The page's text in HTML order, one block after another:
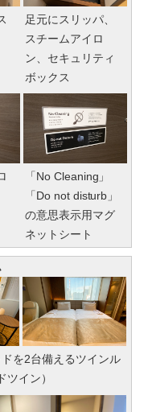
足元にスリッパ、
スチームアイロ
ン、セキュリティ
ボックス
「No Cleaning」
「Do not disturb」
の意思表示用マグ
ネットシート
を2台備えるツインル
イン）